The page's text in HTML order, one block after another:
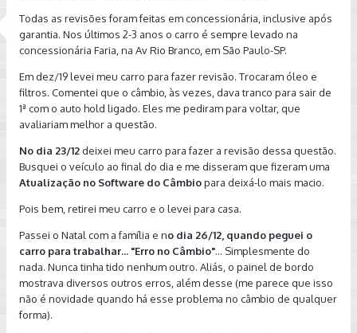
Todas as revisões foram feitas em concessionária, inclusive após
garantia. Nos últimos 2-3 anos o carro é sempre levado na
concessionária Faria, na Av Rio Branco, em São Paulo-SP.
Em dez/19 levei meu carro para fazer revisão. Trocaram óleo e
filtros. Comentei que o câmbio, às vezes, dava tranco para sair de
1ª com o auto hold ligado. Eles me pediram para voltar, que
avaliariam melhor a questão.
No dia 23/12 deixei meu carro para fazer a revisão dessa questão.
Busquei o veículo ao final do dia e me disseram que fizeram uma
Atualização no Software do Câmbiopara deixá-lo mais macio.
Pois bem, retirei meu carro e o levei para casa.
Passei o Natal com a família e no dia 26/12, quando peguei o
carro para trabalhar... "Erro no Câmbio"... Simplesmente do
nada. Nunca tinha tido nenhum outro. Aliás, o painel de bordo
mostrava diversos outros erros, além desse (me parece que isso
não é novidade quando há esse problema no câmbio de qualquer
forma).